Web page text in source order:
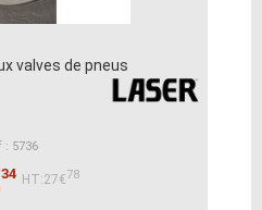
valves de pneus
: 5736
34 HT:27€78